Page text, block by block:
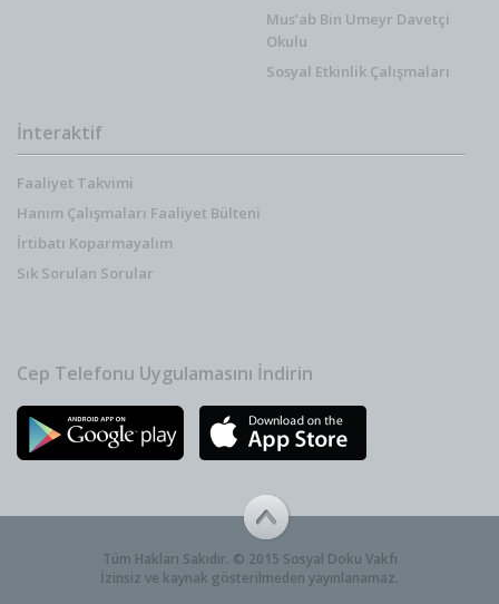
Mus’ab Bin Umeyr Davetçi
Okulu
Sosyal Etkinlik Çalışmaları
İnteraktif
Faaliyet Takvimi
Hanım Çalışmaları Faaliyet Bülteni
İrtibatı Koparmayalım
Sık Sorulan Sorular
Cep Telefonu Uygulamasını İndirin
Tüm Hakları Sakıdır. © 2015 Sosyal Doku Vakfı
İzinsiz ve kaynak gösterilmeden yayınlanamaz.